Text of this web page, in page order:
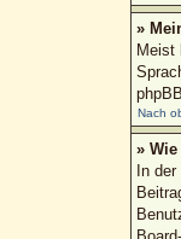
»
Meist
Nach
»
In